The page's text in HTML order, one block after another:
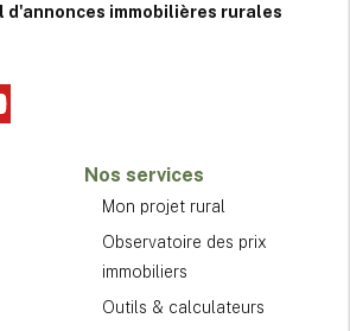
d'annonces immobilières rurales
Nos services
Mon projet rural
Observatoire des prix
immobiliers
Outils & calculateurs